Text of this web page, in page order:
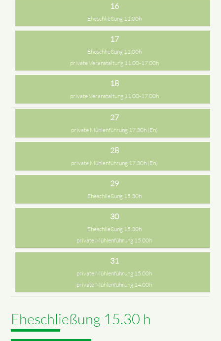
16
Eheschließung 11.00h
17
Eheschließung 11.00h
private Veranstaltung 11.00-17.00h
18
private Veranstaltung 11.00-17.00h
27
private Mühlenführung 17.30h (En)
28
private Mühlenführung 17.30h (En)
29
Eheschließung 15.30h
30
Eheschließung 15.30h
private Mühlenführung 15.00h
31
private Mühlenführung 15.00h
private Mühlenführung 14.00h
Eheschließung 15.30 h